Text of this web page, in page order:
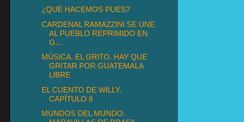
¿QUÉ HACEMOS PUES?
CARDENAL RAMAZZINI SE UNE
AL PUEBLO REPRIMIDO EN
G...
MÚSICA. EL GRITO. HAY QUE
GRITAR POR GUATEMALA
LIBRE
EL CUENTO DE WILLY.
CAPÍTULO 8
MUNDOS DEL MUNDO: